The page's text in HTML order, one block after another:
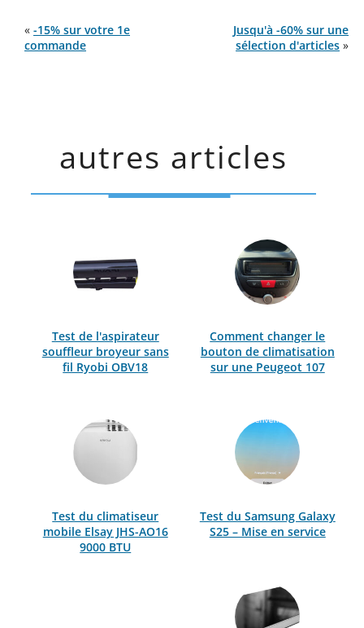
« -15% sur votre 1e
commande
Jusqu'à -60% sur une
sélection d'articles »
autres articles
Test de l'aspirateur
souffleur broyeur sans
fil Ryobi OBV18
Comment changer le
bouton de climatisation
sur une Peugeot 107
Test du climatiseur
mobile Elsay JHS-AO16
9000 BTU
Test du Samsung Galaxy
S25 – Mise en service